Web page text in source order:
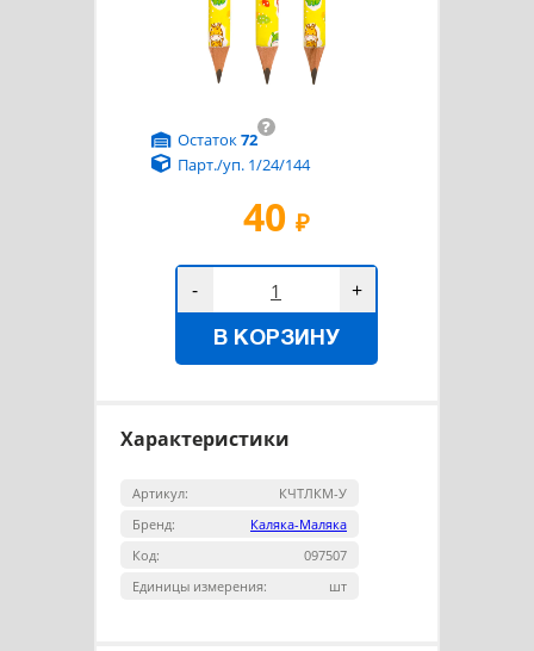
40 ₽
?
Остаток72
Парт./уп. 1/24/144
- +
В КОРЗИНУ
Характеристики
Артикул:
КЧТЛКМ-У
Бренд:
Каляка-Маляка
Код:
097507
Единицы измерения:
шт